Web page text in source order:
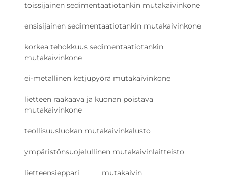
toissijainen sedimentaatiotankin mutakaivinkone
ensisijainen sedimentaatiotankin mutakaivinkone
korkea tehokkuus sedimentaatiotankin
mutakaivinkone
ei-metallinen ketjupyörä mutakaivinkone
lietteen raakaava ja kuonan poistava
mutakaivinkone
teollisuusluokan mutakaivinkalusto
ympäristönsuojelullinen mutakaivinlaitteisto
lietteensieppari mutakaivin